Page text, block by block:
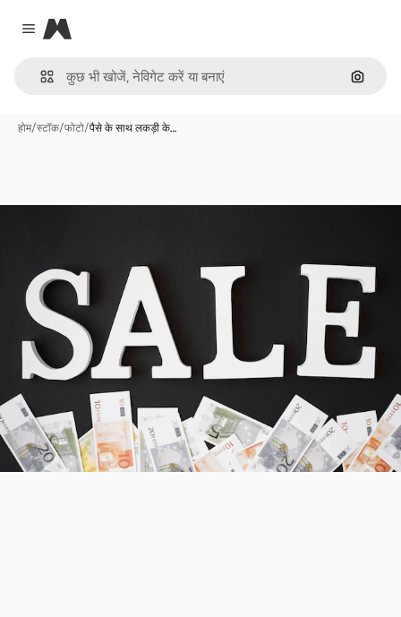
Close menu
Magnific
इमेज से
होम/स्टॉक/फोटो/पैसे के साथ लकड़ी के…